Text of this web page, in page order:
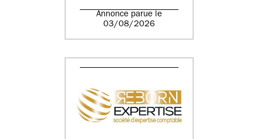
Annonce parue le
03/08/2026